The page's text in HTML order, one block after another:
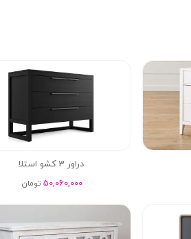
دراور 3 کشو استلا
50,060,000 تومان